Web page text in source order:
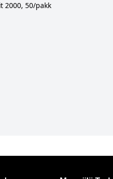
2000, 50/pakk